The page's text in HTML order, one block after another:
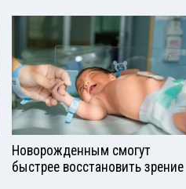
Новорожденным смогут
быстрее восстановить зрение